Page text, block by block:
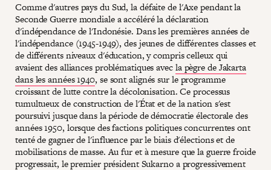
Comme d'autres pays du Sud, la défaite de l'Axe pendant la
Seconde Guerre mondiale a accéléré la déclaration
d'indépendance de l'Indonésie. Dans les premières années de
l'indépendance (1945-1949), des jeunes de différentes classes et
de différents niveaux d'éducation, y compris celleux qui
avaient des alliances problématiques avecla pègre de Jakarta
dans les années 1940, se sont alignés sur le programme
croissant de lutte contre la décolonisation. Ce processus
tumultueux de construction de l'État et de la nation s'est
poursuivi jusque dans la période de démocratie électorale des
années 1950, lorsque des factions politiques concurrentes ont
tenté de gagner de l'influence par le biais d'élections et de
mobilisations de masse. Au fur et à mesure que la guerre froide
progressait, le premier président Sukarno a progressivement